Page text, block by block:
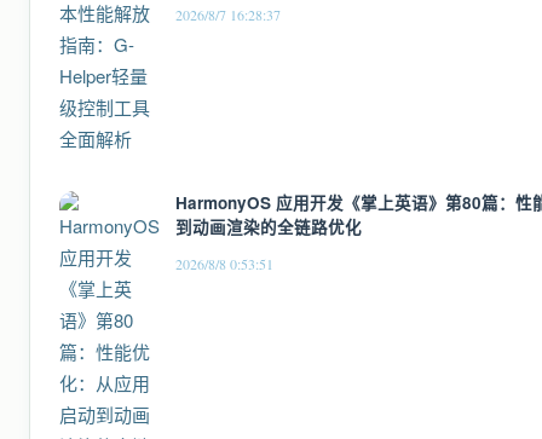
2026/8/7 16:28:37
HarmonyOS 应用开发《掌上英语》第80篇：性
到动画渲染的全链路优化
2026/8/8 0:53:51